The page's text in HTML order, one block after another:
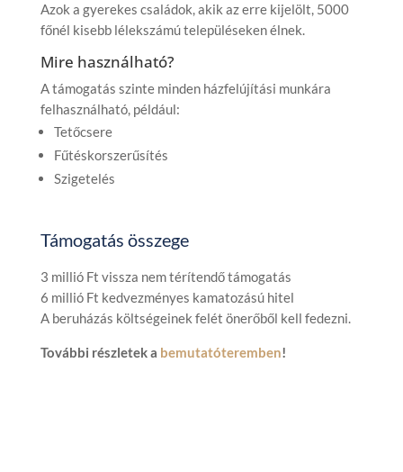
Azok a gyerekes családok, akik az erre kijelölt, 5000
főnél kisebb lélekszámú településeken élnek.
Mire használható?
A támogatás szinte minden házfelújítási munkára
felhasználható, például:
Tetőcsere
Fűtéskorszerűsítés
Szigetelés
Támogatás összege
3 millió Ft vissza nem térítendő támogatás
6 millió Ft kedvezményes kamatozású hitel
A beruházás költségeinek felét önerőből kell fedezni.
További részletek a bemutatóteremben!